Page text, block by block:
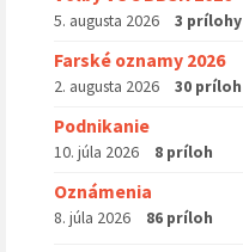
5. augusta 2026 3 prílohy
Farské oznamy 2026
2. augusta 2026 30 príloh
Podnikanie
10. júla 2026 8 príloh
Oznámenia
8. júla 2026 86 príloh